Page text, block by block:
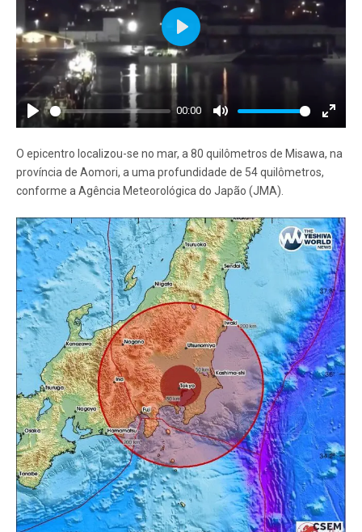
Play
00:00
Mute
Enter
Play
O epicentro localizou-se no mar, a 80 quilômetros de Misawa, na
província de Aomori, a uma profundidade de 54 quilômetros,
conforme a Agência Meteorológica do Japão (JMA).